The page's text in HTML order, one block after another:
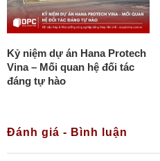
Kỷ niệm dự án Hana Protech
Vina – Mối quan hệ đối tác
đáng tự hào
Đánh giá - Bình luận